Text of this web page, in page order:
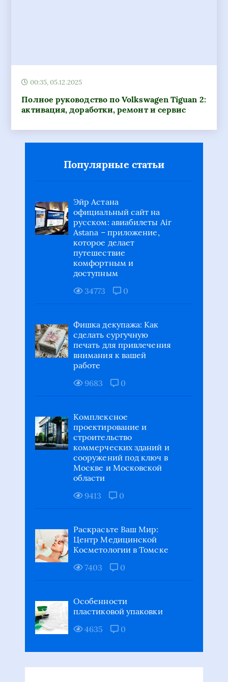
00:35, 05.12.2025
Полное руководство по Volkswagen Tiguan 2:
активация, доработки, ремонт и сервис
Популярные статьи
Эйр Астана
официальный сайт на
русском: авиабилеты Air
Astana – приложение,
которое делает
путешествие
комфортным и
доступным
34773
0
Фишка декупажа: Как
сделать сургучную
печать для привлечения
внимания к вашей
работе
9683
0
Комплексное
проектирование и
строительство
коммерческих зданий и
сооружений под ключ в
Москве и Московской
области
9413
0
Раскрасьте Ваш Мир:
Центр Медицинской
Косметологии в Томске
7403
0
Особенности
пластиковой упаковки
4635
0